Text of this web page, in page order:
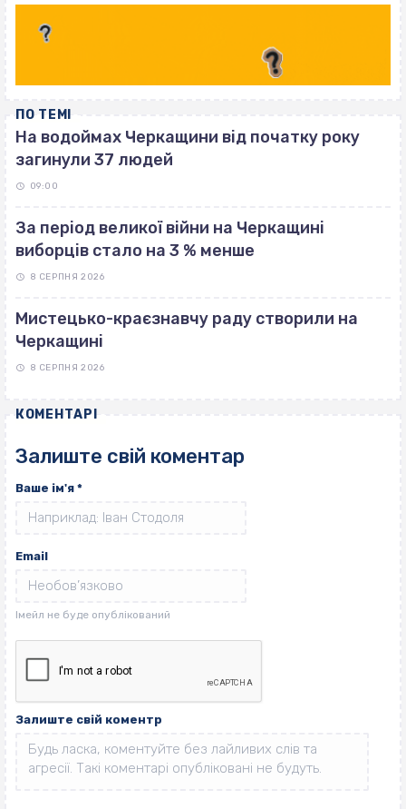
ПО ТЕМІ
На водоймах Черкащини від початку року
загинули 37 людей
09:00
За період великої війни на Черкащині
виборців стало на 3 % менше
8 СЕРПНЯ 2026
Мистецько-краєзнавчу раду створили на
Черкащині
8 СЕРПНЯ 2026
КОМЕНТАРІ
Залиште свій коментар
Ваше ім'я *
Email
Залиште свій коментр